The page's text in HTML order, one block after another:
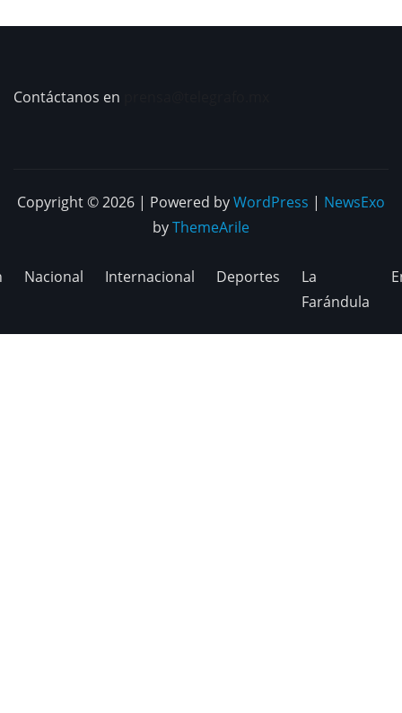
Contáctanos en
Copyright © 2026 | Powered byWordPress | NewsExo
byThemeArile
Nacional Internacional Deportes
La
Farándula